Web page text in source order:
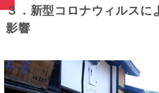
３．新型コロナウィルスに
影響